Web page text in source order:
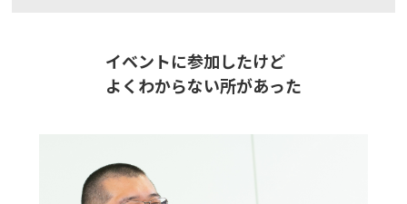
イベントに参加したけど
よくわからない所があった